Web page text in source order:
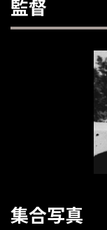
監督
集合写真